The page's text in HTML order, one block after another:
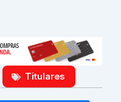
Titulares